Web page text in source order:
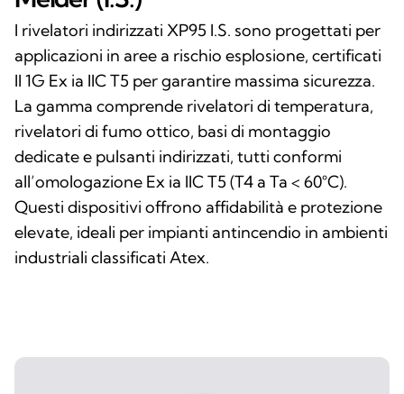
I rivelatori indirizzati XP95 I.S. sono progettati per
applicazioni in aree a rischio esplosione, certificati
II 1G Ex ia IIC T5 per garantire massima sicurezza.
La gamma comprende rivelatori di temperatura,
rivelatori di fumo ottico, basi di montaggio
dedicate e pulsanti indirizzati, tutti conformi
all’omologazione Ex ia IIC T5 (T4 a Ta < 60°C).
Questi dispositivi offrono affidabilità e protezione
elevate, ideali per impianti antincendio in ambienti
industriali classificati Atex.